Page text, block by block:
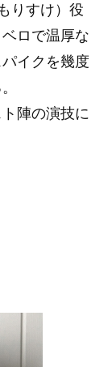
りすけ）役
ロで温厚な
イクを幾度
陣の演技に